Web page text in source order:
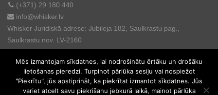
(+371) 29 180 440
info@whisker.lv
Whisker Juridiskā adrese: Jubileja 182, Saulkrastu pag.,
Saulkrastu nov. LV-2160
Mēs izmantojam sīkdatnes, lai nodrošinātu ērtāku un drošāku
lietošanas pieredzi. Turpinot pārlūka sesiju vai nospiežot
"Piekrītu", jūs apstiprināt, ka piekrītat izmantot sīkdatnes. Jūs
variet atcelt savu piekrišanu jebkurā laikā, mainot pārlūka